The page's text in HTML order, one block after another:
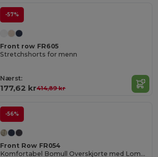
-57%
Front row FR605
Stretchshorts for menn
Nærst:
177,62 kr414,89 kr
-56%
Front Row FR054
Komfortabel Bomull Overskjorte med Lommer